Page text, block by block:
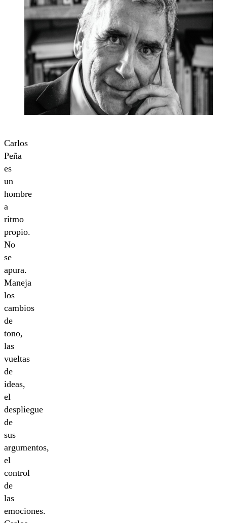
Carlos
Peña
es
un
hombre
a
ritmo
propio.
No
se
apura.
Maneja
los
cambios
de
tono,
las
vueltas
de
ideas,
el
despliegue
de
sus
argumentos,
el
control
de
las
emociones.